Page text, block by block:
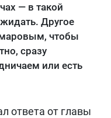
— в такой
Другое
чтобы
сразу
или есть
ответа от главы